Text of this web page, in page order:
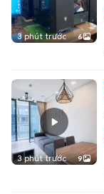
3 phút trước 6
3 phút trước 9